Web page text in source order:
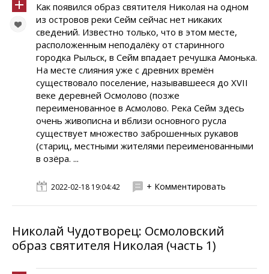
Как появился образ святителя Николая на одном
из островов реки Сейм сейчас нет никаких
сведений. Известно только, что в этом месте,
расположенным неподалёку от старинного
городка Рыльск, в Сейм впадает речушка Амонька.
На месте слияния уже с древних времён
существовало поселение, называвшееся до XVII
веке деревней Осмолово (позже
переименованное в Асмолово. Река Сейм здесь
очень живописна и вблизи основного русла
существует множество заброшенных рукавов
(стариц, местными жителями переименованными
в озёра. ...
2022-02-18 19:04:42 + Комментировать
Николай Чудотворец: Осмоловский
образ святителя Николая (часть 1)